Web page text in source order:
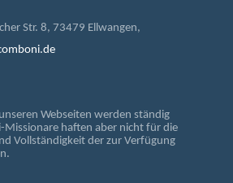
Str. 8, 73479 Ellwangen,
Webseiten werden ständig
Missionare haften aber nicht für die
Vollständigkeit der zur Verfügung